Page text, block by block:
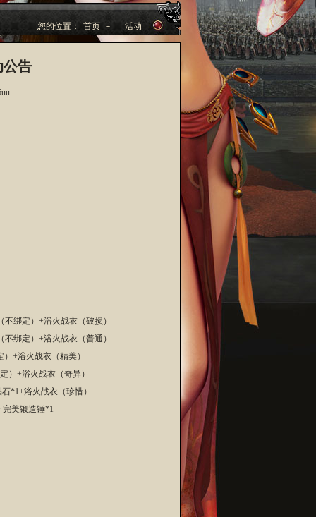
您的位置： 首页 － 活动
公告
绑定）+浴火战衣（破损）
绑定）+浴火战衣（普通）
+浴火战衣（精美）
）+浴火战衣（奇异）
*1+浴火战衣（珍惜）
美锻造锤*1